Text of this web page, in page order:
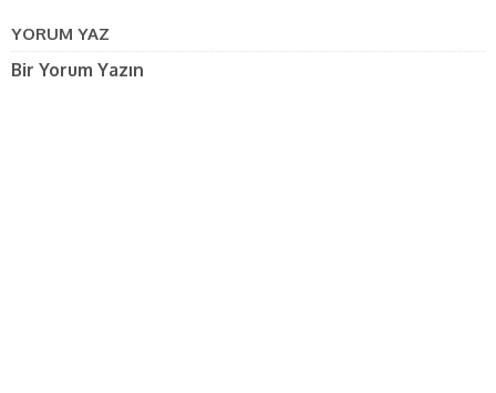
YORUM YAZ
Bir Yorum Yazın